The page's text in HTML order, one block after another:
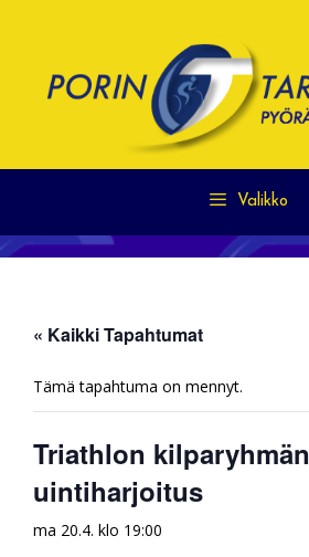
Valikko
« Kaikki Tapahtumat
Tämä tapahtuma on mennyt.
Triathlon kilparyhmän
uintiharjoitus
ma 20.4. klo 19:00